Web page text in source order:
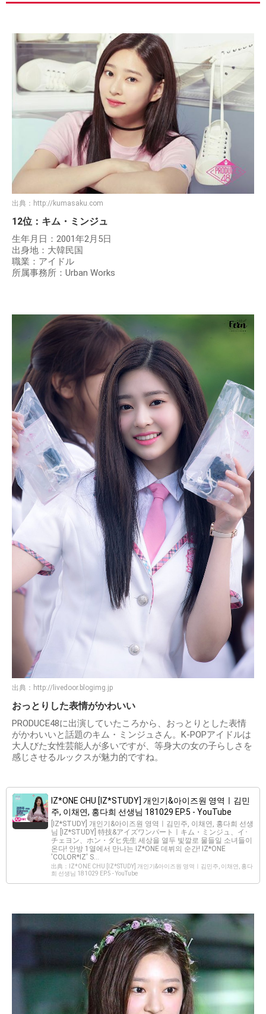
出典： http://kumasaku.com
12位：キム・ミンジュ
生年月日：2001年2月5日
出身地：大韓民国
職業：アイドル
所属事務所：Urban Works
出典： http://livedoor.blogimg.jp
おっとりした表情がかわいい
PRODUCE48に出演していたころから、おっとりとした表情
がかわいいと話題のキム・ミンジュさん。K-POPアイドルは
大人びた女性芸能人が多いですが、等身大の女の子らしさを
感じさせるルックスが魅力的ですね。
IZ*ONE CHU [IZ*STUDY] 개인기&아이즈원 영역ㅣ김민
주, 이채연, 홍다희 선생님 181029 EP.5 - YouTube
[IZ*STUDY] 개인기&아이즈원 영역ㅣ김민주, 이채연, 홍다희 선생
님 [IZ*STUDY] 特技&アイズワンパートㅣキム・ミンジュ、イ･
チェヨン、ホン・ダヒ先生 세상을 열두 빛깔로 물들일 소녀들이
온다! 안방 1열에서 만나는 IZ*ONE 데뷔의 순간! IZ*ONE
′COLOR*IZ′ S...
出典：IZ*ONE CHU [IZ*STUDY] 개인기&아이즈원 영역ㅣ김민주, 이채연, 홍다
희 선생님 181029 EP.5 - YouTube